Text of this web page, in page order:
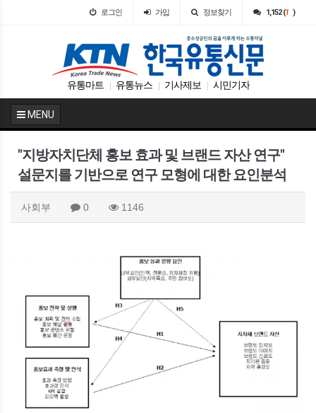
로그인 가입 정보찾기 1,152 (1 )
유통마트 유통뉴스 기사제보 시민기자
MENU
"지방자치단체 홍보 효과 및 브랜드 자산 연구"
설문지를 기반으로 연구 모형에 대한 요인분석
사회부 0 1146